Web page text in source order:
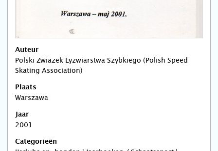
Auteur
Polski Zwiazek Lyzwiarstwa Szybkiego (Polish Speed
Skating Association)
Plaats
Warszawa
Jaar
2001
Categorieën